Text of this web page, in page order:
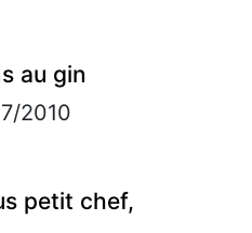
au gin
2010
petit chef,